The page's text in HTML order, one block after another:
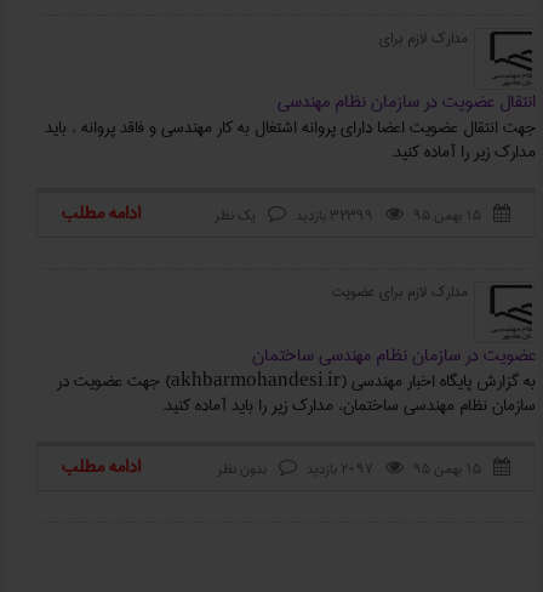
مدارک لازم برای
انتقال عضویت در سازمان نظام مهندسی
جهت انتقال عضویت اعضا دارای پروانه اشتغال به کار مهندسی و فاقد پروانه ، باید
مدارک زیر را آماده کنید.
 ۱۵ بهمن ۹۵  32399 بازدید  یک نظر ادامه مطلب
مدارک لازم برای عضویت
عضویت در سازمان نظام مهندسی ساختمان
به گزارش پایگاه اخبار مهندسی (akhbarmohandesi.ir) جهت عضویت در
سازمان نظام مهندسی ساختمان، مدارک زیر را باید آماده کنید.
 ۱۵ بهمن ۹۵  2097 بازدید  بدون نظر ادامه مطلب